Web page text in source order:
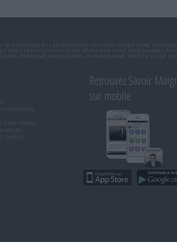
GARANTIES ET LES RÉSULTATS PEUVENT VARIER D'UNE
DES EXERCICES PHYSIQUES RÉGULIERS SONT NÉCESSAIRES
UN RÉGIME AMINCISSANT, UN PROGRAMME SPORTIF OU DE
VIE PRIVÉE
MICHEL
OUBLIÉ
Retrouvez Savoir
sur mobile